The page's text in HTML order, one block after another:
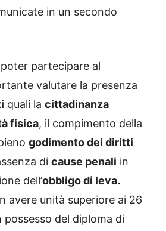
in un secondo
partecipare al
valutare la presenza
quali la cittadinanza
fisica, il compimento della
godimento dei diritti
di cause penali in
dell’obbligo di leva.
avere unità superiore ai 26
possesso del diploma di